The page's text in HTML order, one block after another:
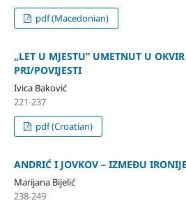
pdf (Macedonian)
„LET U MJESTU” UMETNUT U
PRI/POVIJESTI
Ivica Baković
221-237
pdf (Croatian)
ANDRIĆ I JOVKOV – IZMEĐU
Marijana Bijelić
238-249